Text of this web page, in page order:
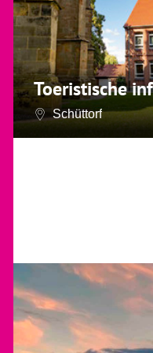
Toeristische
Schüttorf